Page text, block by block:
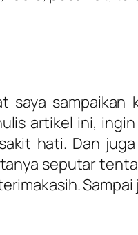
saya
artikel ini,
hati. Dan
seputar